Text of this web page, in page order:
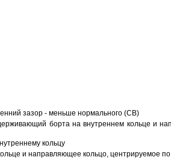
зазор - меньше нормального (CB)
борта на внутреннем кольце и
кольцу
и направляющее кольцо, центрируемое по